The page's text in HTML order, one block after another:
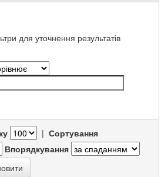
для уточнення результатів
| Сортування
Впорядкування